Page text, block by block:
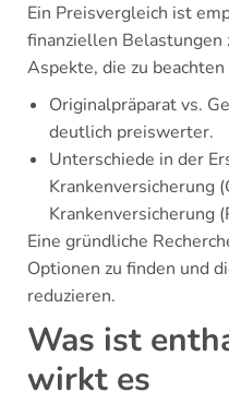
Ein Preisvergleich ist
finanziellen
Aspekte, die zu beachten
Originalpräparat vs.
deutlich preiswerter.
Unterschiede in der
Krankenversicherung
Krankenversicherung
Eine gründliche
Optionen zu finden und
reduzieren.
Was ist
wirkt es